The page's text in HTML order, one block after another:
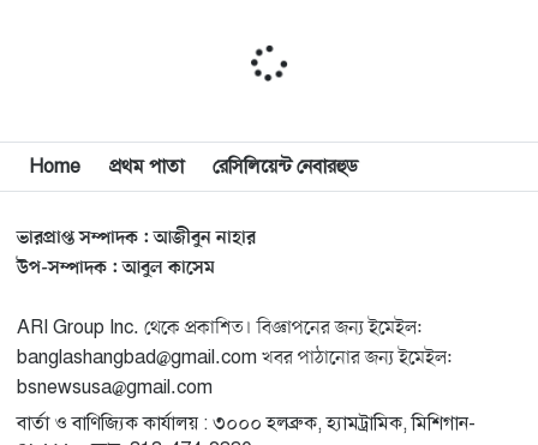
মুনা দাওয়াহ কনফারেন্স ২০২৬ সম্পর্কে প্রেস ব্রিফিং
শেখ হাসিনার সঙ্গে সংবাদ সম্মেলনে থাকছেন সাকিব আল
হাসান
১২
যুক্তরাষ্ট্রকে ছাড়ে বাধ্য করতে কোন কৌশলে ওয়াশিংটনের ওপর
১৩
ট্রাম্প অর্গানাইজেশনের হিসাব বন্ধের কারণ জানাল ক্যাপিটাল
ওয়ান
১৪
Home প্রথম পাতা রেসিলিয়েন্ট নেবারহুড
ভারপ্রাপ্ত সম্পাদক : আজীবুন নাহার
উপ-সম্পাদক : আবুল কাসেম
ARI Group Inc. থেকে প্রকাশিত। বিজ্ঞাপনের জন্য ইমেইল:
banglashangbad@gmail.com খবর পাঠানোর জন্য ইমেইল:
bsnewsusa@gmail.com
বার্তা ও বাণিজ্যিক কার্যালয় : ৩০০০ হলব্রুক, হ্যামট্রামিক, মিশিগান-